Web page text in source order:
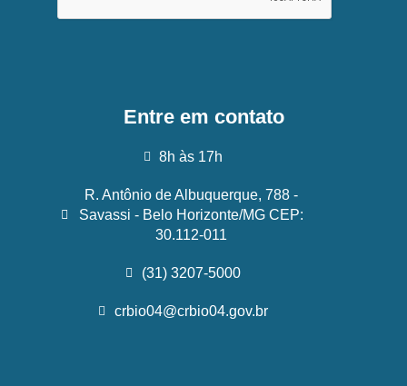
Entre em contato
8h às 17h
R. Antônio de Albuquerque, 788 -
Savassi - Belo Horizonte/MG CEP:
30.112-011
(31) 3207-5000
crbio04@crbio04.gov.br